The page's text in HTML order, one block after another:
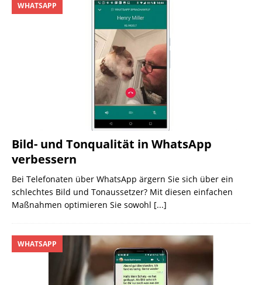
Bild- und Tonqualität in WhatsApp
verbessern
WHATSAPP
Bei Telefonaten über WhatsApp ärgern Sie sich über ein
schlechtes Bild und Tonaussetzer? Mit diesen einfachen
Maßnahmen optimieren Sie sowohl [...]
WHATSAPP